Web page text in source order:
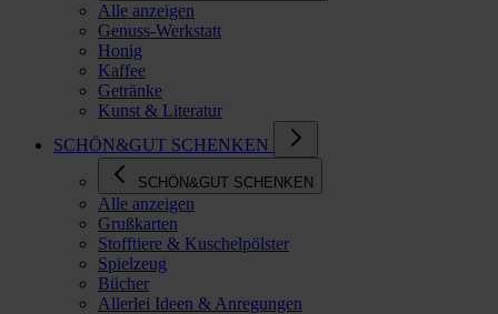
Alle anzeigen
Genuss-Werkstatt
Honig
Kaffee
Getränke
Kunst & Literatur
SCHÖN&GUT SCHENKEN
SCHÖN&GUT SCHENKEN
Alle anzeigen
Grußkarten
Stofftiere & Kuschelpölster
Spielzeug
Bücher
Allerlei Ideen & Anregungen